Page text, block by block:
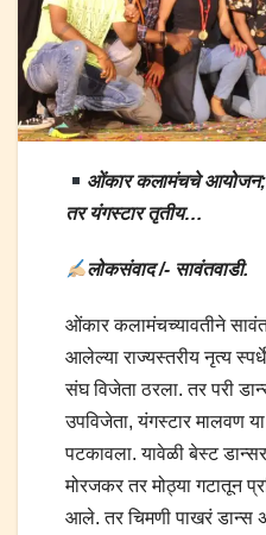
ओंकार कलामंचचे आयोजन;
तर यंगस्टार तृतीय…
लोकसंवाद /- सावंतवाडी.
ओंकार कलामंचच्यावतीने
आलेल्या राज्यस्तरीय नृत्य
संघ विजेता ठरला. तर परी
उपविजेता, यंगस्टार मालवण
पटकावला. यावेळी बेस्ट
मोरजकर तर मोठ्या गटातून
आले. तर चिमणी पाखरं डान्स